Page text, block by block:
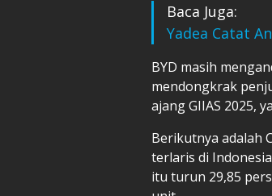
Baca Juga:
Yadea Catat
BYD masih
mendongkrak
ajang GIIAS 2025,
Berikutnya adalah
terlaris di
itu turun 29,85